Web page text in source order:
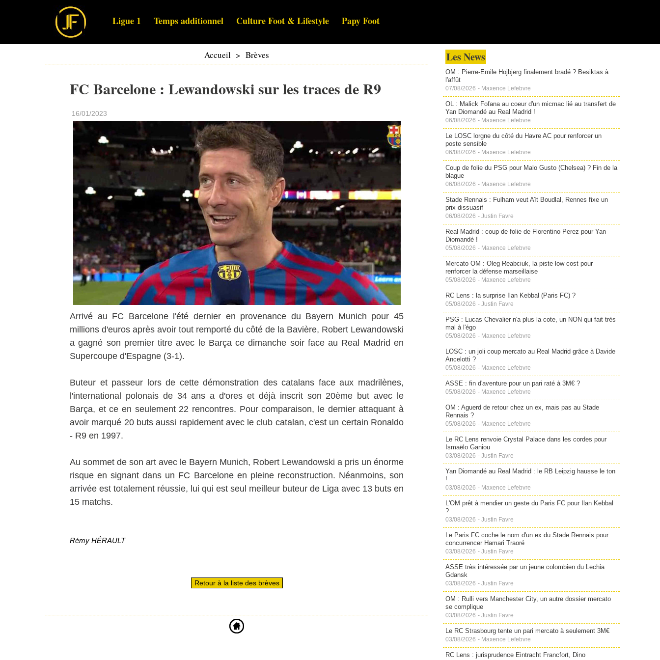
Ligue 1 Temps additionnel Culture Foot & Lifestyle Papy Foot
Accueil > Brèves
FC Barcelone : Lewandowski sur les traces de R9
16/01/2023
Arrivé au FC Barcelone l'été dernier en provenance du Bayern Munich pour 45
millions d'euros après avoir tout remporté du côté de la Bavière, Robert Lewandowski
a gagné son premier titre avec le Barça ce dimanche soir face au Real Madrid en
Supercoupe d'Espagne (3-1).
Buteur et passeur lors de cette démonstration des catalans face aux madrilènes,
l'international polonais de 34 ans a d'ores et déjà inscrit son 20ème but avec le
Barça, et ce en seulement 22 rencontres. Pour comparaison, le dernier attaquant à
avoir marqué 20 buts aussi rapidement avec le club catalan, c'est un certain Ronaldo
- R9 en 1997.
Au sommet de son art avec le Bayern Munich, Robert Lewandowski a pris un énorme
risque en signant dans un FC Barcelone en pleine reconstruction. Néanmoins, son
arrivée est totalement réussie, lui qui est seul meilleur buteur de Liga avec 13 buts en
15 matchs.
Rémy HÉRAULT
Retour à la liste des brèves
Les News
OM : Pierre-Emile Hojbjerg finalement bradé ? Besiktas à
l'affût
07/08/2026 - Maxence Lefebvre
OL : Malick Fofana au coeur d'un micmac lié au transfert de
Yan Diomandé au Real Madrid !
06/08/2026 - Maxence Lefebvre
Le LOSC lorgne du côté du Havre AC pour renforcer un
poste sensible
06/08/2026 - Maxence Lefebvre
Coup de folie du PSG pour Malo Gusto (Chelsea) ? Fin de la
blague
06/08/2026 - Maxence Lefebvre
Stade Rennais : Fulham veut Aït Boudlal, Rennes fixe un
prix dissuasif
06/08/2026 - Justin Favre
Real Madrid : coup de folie de Florentino Perez pour Yan
Diomandé !
05/08/2026 - Maxence Lefebvre
Mercato OM : Oleg Reabciuk, la piste low cost pour
renforcer la défense marseillaise
05/08/2026 - Maxence Lefebvre
RC Lens : la surprise Ilan Kebbal (Paris FC) ?
05/08/2026 - Justin Favre
PSG : Lucas Chevalier n'a plus la cote, un NON qui fait très
mal à l'égo
05/08/2026 - Maxence Lefebvre
LOSC : un joli coup mercato au Real Madrid grâce à Davide
Ancelotti ?
05/08/2026 - Maxence Lefebvre
ASSE : fin d'aventure pour un pari raté à 3M€ ?
05/08/2026 - Maxence Lefebvre
OM : Aguerd de retour chez un ex, mais pas au Stade
Rennais ?
05/08/2026 - Maxence Lefebvre
Le RC Lens renvoie Crystal Palace dans les cordes pour
Ismaëlo Ganiou
03/08/2026 - Justin Favre
Yan Diomandé au Real Madrid : le RB Leipzig hausse le ton
!
03/08/2026 - Maxence Lefebvre
L'OM prêt à mendier un geste du Paris FC pour Ilan Kebbal
?
03/08/2026 - Justin Favre
Le Paris FC coche le nom d'un ex du Stade Rennais pour
concurrencer Hamari Traoré
03/08/2026 - Justin Favre
ASSE très intéressée par un jeune colombien du Lechia
Gdansk
03/08/2026 - Justin Favre
OM : Rulli vers Manchester City, un autre dossier mercato
se complique
03/08/2026 - Justin Favre
Le RC Strasbourg tente un pari mercato à seulement 3M€
03/08/2026 - Maxence Lefebvre
RC Lens : jurisprudence Eintracht Francfort, Dino